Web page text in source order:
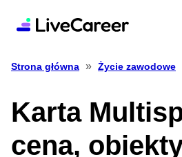
Strona główna » Życie zawodowe
Karta
cena,